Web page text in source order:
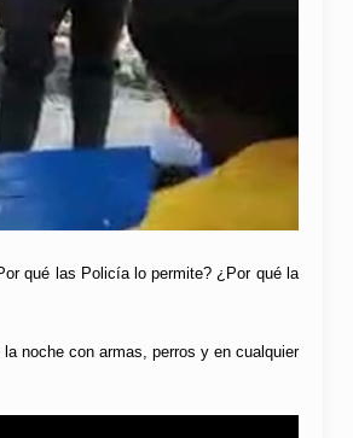
qué las Policía lo permite? ¿Por qué la
noche con armas, perros y en cualquier